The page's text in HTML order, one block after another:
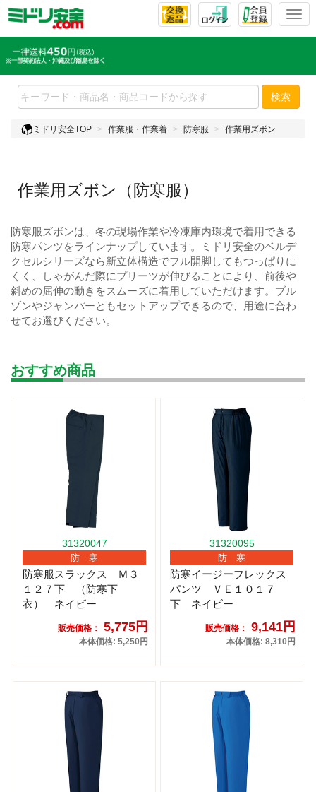
T
l
e
n
n
検索
ミドリ安全TOP 作業服・作業着 防寒服 作業用ズボン
作業用ズボン（防寒服）
防寒服ズボンは、冬の現場作業や冷凍庫内環境で着用できる
防寒パンツをラインナップしています。ミドリ安全のベルデ
クセルシリーズなら新立体構造でフル開脚してもつっぱりに
くく、しゃがんだ際にプリーツが伸びることにより、前後や
斜めの屈伸の動きをスムーズに着用していただけます。ブル
ゾンやジャンパーともセットアップできるので、用途に合わ
せてお選びください。
おすすめ商品
31320047
防 寒
防寒服スラックス Ｍ３
１２７下 （防寒下
衣） ネイビー
販売価格： 5,775円
本体価格: 5,250円
31320095
防 寒
防寒イージーフレックス
パンツ ＶＥ１０１７
下 ネイビー
販売価格： 9,141円
本体価格: 8,310円